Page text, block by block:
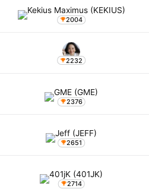
2004
2232
2376
2651
2714